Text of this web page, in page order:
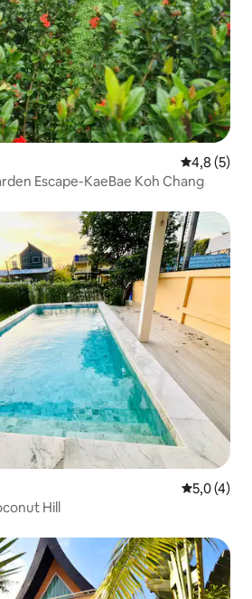
Nilai rata-
4,8 (5)
Escape-KaeBae Koh Chang
Nilai rata-
5,0 (4)
Hill